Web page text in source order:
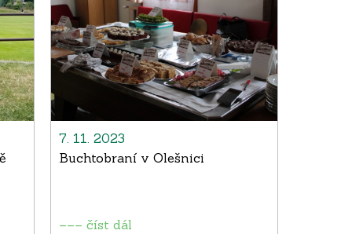
7. 11. 2023
Buchtobraní v Olešnici
––– číst dál